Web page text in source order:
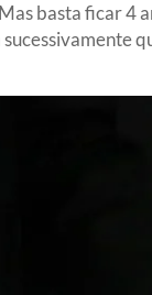
basta ficar 4